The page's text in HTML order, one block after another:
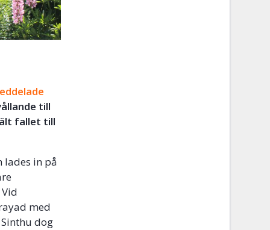
till
fallet till
lades in på
med
dog